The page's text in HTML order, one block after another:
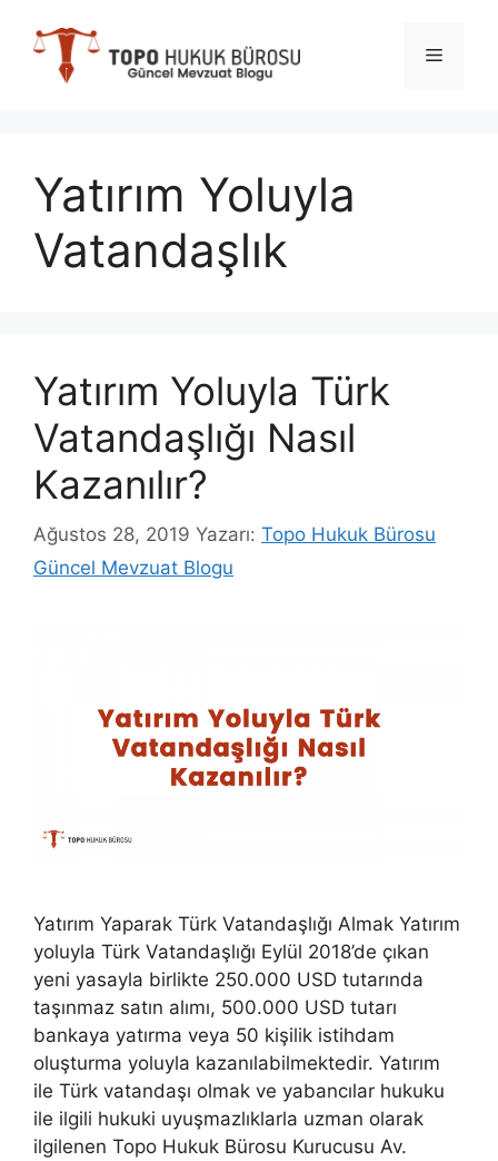
Menü
Yatırım Yoluyla
Vatandaşlık
Yatırım Yoluyla Türk
Vatandaşlığı Nasıl
Kazanılır?
Ağustos 28, 2019 Yazarı: Topo Hukuk Bürosu
Güncel Mevzuat Blogu
Yatırım Yaparak Türk Vatandaşlığı Almak Yatırım
yoluyla Türk Vatandaşlığı Eylül 2018’de çıkan
yeni yasayla birlikte 250.000 USD tutarında
taşınmaz satın alımı, 500.000 USD tutarı
bankaya yatırma veya 50 kişilik istihdam
oluşturma yoluyla kazanılabilmektedir. Yatırım
ile Türk vatandaşı olmak ve yabancılar hukuku
ile ilgili hukuki uyuşmazlıklarla uzman olarak
ilgilenen Topo Hukuk Bürosu Kurucusu Av.